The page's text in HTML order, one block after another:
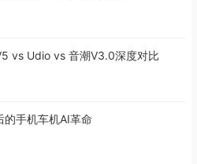
vs Udio vs 音潮V3.0深度对比
手机车机AI革命